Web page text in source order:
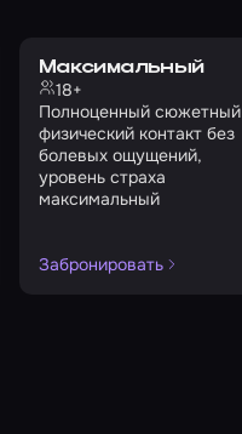
Максимальный
18+
Полноценный сюжетный
физический контакт без
болевых ощущений,
уровень страха
максимальный
Забронировать